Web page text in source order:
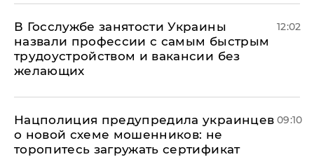
В Госслужбе занятости Украины
назвали профессии с самым быстрым
трудоустройством и вакансии без
желающих
12:02
Нацполиция предупредила украинцев
о новой схеме мошенников: не
торопитесь загружать сертификат
09:10